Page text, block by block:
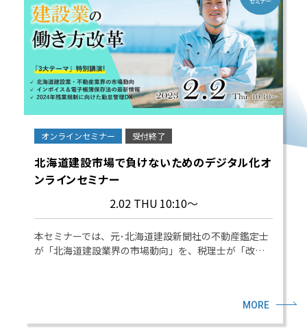
オンラインセミナー 受付終了
北海道建設市場で負けないためのデジタル化オ
ンラインセミナー
2.02 THU 10:10～
本セミナーでは、元･北海道建設新聞社の不動産鑑定士
が「北海道建設業界の市場動向」を、税理士が「改…
MORE